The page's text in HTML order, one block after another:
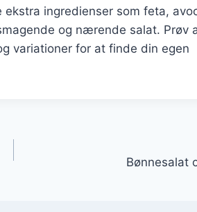
ingredienser som feta,
og nærende salat. Prøv
variationer for at finde din egen
Bønnesalat